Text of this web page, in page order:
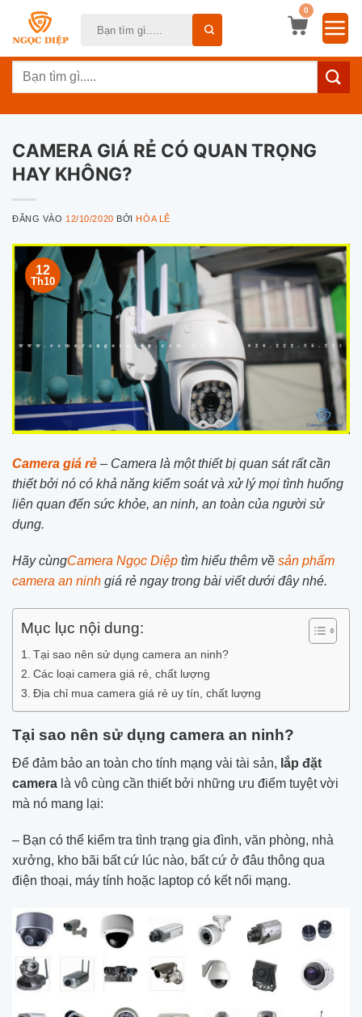
dung
0
Tìm
CAMERA GIÁ RẺ CÓ QUAN TRỌNG
HAY KHÔNG?
ĐĂNG VÀO 12/10/2020 BỞIHÒA LÊ
12
Th10
Camera giá rẻ – Camera là một thiết bị quan sát rất cần
thiết bởi nó có khả năng kiểm soát và xử lý mọi tình huống
liên quan đến sức khỏe, an ninh, an toàn của người sử
dụng.
Hãy cùngCamera Ngọc Diệp tìm hiểu thêm về sản phẩm
camera an ninh giá rẻ ngay trong bài viết dưới đây nhé.
Mục lục nội dung:
Tại sao nên sử dụng camera an ninh?
Các loại camera giá rẻ, chất lượng
Địa chỉ mua camera giá rẻ uy tín, chất lượng
Tại sao nên sử dụng camera an ninh?
Để đảm bảo an toàn cho tính mạng vài tài sản, lắp đặt
camera là vô cùng cần thiết bởi những ưu điểm tuyệt vời
mà nó mang lại:
– Bạn có thể kiểm tra tình trạng gia đình, văn phòng, nhà
xưởng, kho bãi bất cứ lúc nào, bất cứ ở đâu thông qua
điện thoại, máy tính hoặc laptop có kết nối mạng.